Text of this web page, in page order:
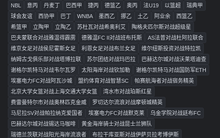
NBL
意丙 丹麦丁 巴西甲 捷丙 德篮乙 奥丙 法U19 以篮超
瑞典甲
球会友谊
西协甲 巴丁 WNBA 墨西乙 挪乙 土乙 阿业余
西篮乙
希篮甲
立陶甲 立陶乙 苏杜瓦对战希奥利艾
陶格夫匹尔斯对战超级星
巴夫蒙联合对战雅温得霹雳
德雅温FC II对战班布托斯
AS法普对战杜阿拉联合
维京女足对战侯尼霍斯女足
利恩女足对战布兰女足
维尔纽斯投资对战特拉凯
纳姆古戈俱乐部对战塔博拉联
苏尔团结对战玛巴拉
巴赫达尔城对战沃莱塔迪查
谢格尔凯特马对战韦尔瓦罗
太阳海岸对战钦加勒
谢格尔凯特马对战国防军ETH
埃塞电力FC对战阿瓦沙城
盟约体育对战智慧SC
帕赛航海者对战宿务精英
北京大学女篮对战上海交通大学女篮
湾水市对战珀斯红星
费雷曼特尔市对战奥林匹克金威
罗切达尔流浪对战摩顿城精英
马尼拉SV对战帕拉纳克爱国者
埃塞电力FC对战默克莱
乌金学院对战廷布FC
巴赫达尔城对战锡达马咖啡
黄金海岸骑士对战昆士兰狮队
瑞德兰茨联对战阳光海岸流浪者
布拉干库亚斯对战伊萨贝拉考博伊斯